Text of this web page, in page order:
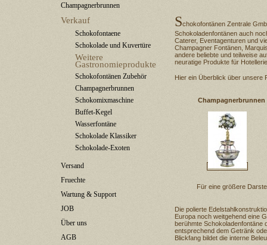
Champagnerbrunnen
Verkauf
Schokofontaene
Schokolade und Kuvertüre
Weitere
Gastronomieprodukte
Schokofontänen Zubehör
Champagnerbrunnen
Schokomixmaschine
Buffet-Kegel
Wasserfontäne
Schokolade Klassiker
Schokolade-Exoten
Versand
Fruechte
Wartung & Support
JOB
Über uns
AGB
Schokofontänen Zentrale
Schokoladenfontänen auch
Caterer, Eventagenturen und
Champagner Fontänen,
andere beliebte und teilweise
neuratige Produkte für
Hier ein Überblick über unsere
Champagnerbrunnen
Für eine größere
Die polierte
Europa noch weitgehend eine
berühmte Schokoladenfontäne
entsprechend dem Getränk
Blickfang bildet die interne